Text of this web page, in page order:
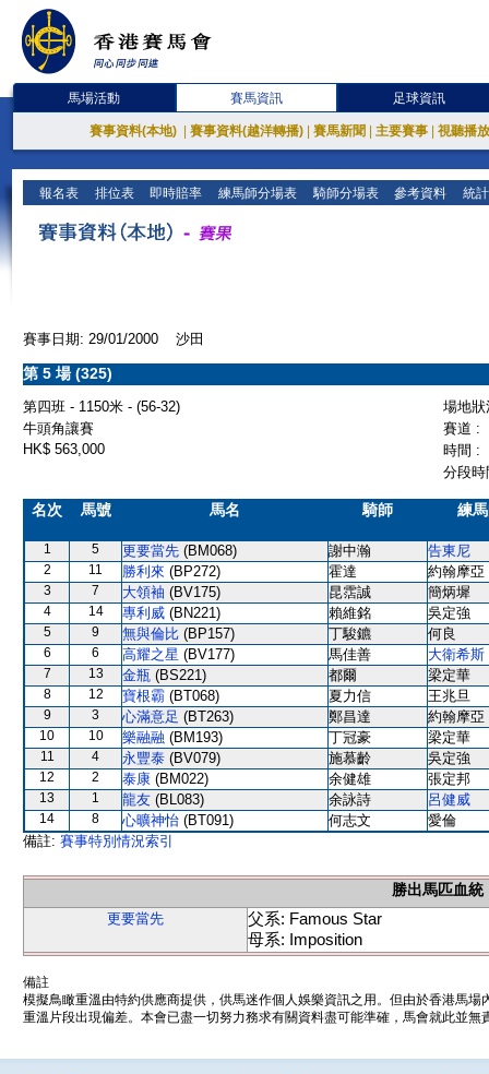
馬場活動 賽馬資訊 足球資訊
賽事資料(本地) 賽事資料(越洋轉播) 賽馬新聞 主要賽事 視聽播
報名表 排位表 即時賠率 練馬師分場表 騎師分場表 參考資料 統
賽事日期: 29/01/2000 沙田
第 5 場 (325)
第四班 - 1150米 - (56-32)
場地
牛頭角讓賽
賽道 :
HK$ 563,000
時間 :
分段
名次 馬號 馬名 騎師 練
1 5 更要當先 (BM068) 謝中瀚 告東尼
2 11 勝利來 (BP272) 霍達 約翰摩亞
3 7 大領袖 (BV175) 昆霑誠 簡炳墀
4 14 專利威 (BN221) 賴維銘 吳定強
5 9 無與倫比 (BP157) 丁駿鑣 何良
6 6 高耀之星 (BV177) 馬佳善 大衛希斯
7 13 金瓶 (BS221) 都爾 梁定華
8 12 寶根霸 (BT068) 夏力信 王兆旦
9 3 心滿意足 (BT263) 鄭昌達 約翰摩亞
10 10 樂融融 (BM193) 丁冠豪 梁定華
11 4 永豐泰 (BV079) 施慕齡 吳定強
12 2 泰康 (BM022) 余健雄 張定邦
13 1 龍友 (BL083) 余詠詩 呂健威
14 8 心曠神怡 (BT091) 何志文
愛倫
備註: 賽事特別情況索引
勝出馬匹血統
更要當先
父系: Famous Star
母系: Imposition
備註
模擬鳥瞰重溫由特約供應商提供，供馬迷作個人娛樂資訊之用。但由於香港馬
重溫片段出現偏差。本會已盡一切努力務求有關資料盡可能準確，馬會就此並